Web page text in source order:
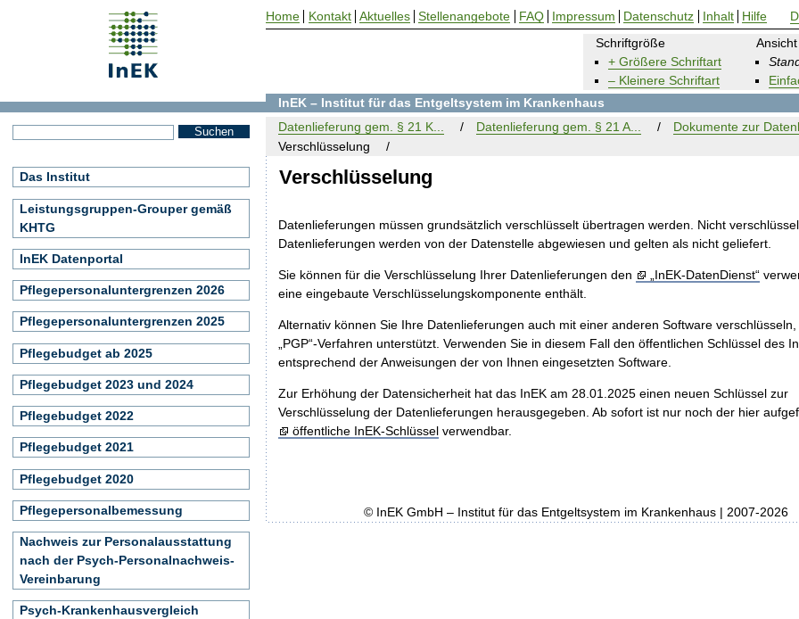
Verschlüsselung
Schriftgröße
+ Größere Schriftart
– Kleinere Schriftart
Ansicht
Datenlieferungen müssen grundsätzlich verschlüsselt übertragen werden. Nicht
Datenlieferungen werden von der Datenstelle abgewiesen und gelten als nicht geliefert.
Sie können für die Verschlüsselung Ihrer Datenlieferungen den „InEK-DatenDienst“
eine eingebaute Verschlüsselungskomponente enthält.
Alternativ können Sie Ihre Datenlieferungen auch mit einer anderen Software
„PGP“-Verfahren unterstützt. Verwenden Sie in diesem Fall den öffentlichen Schlüssel des
entsprechend der Anweisungen der von Ihnen eingesetzten Software.
Zur Erhöhung der Datensicherheit hat das InEK am 28.01.2025 einen neuen Schlüssel zur
Verschlüsselung der Datenlieferungen herausgegeben. Ab sofort ist nur noch der hier
öffentliche InEK-Schlüsselverwendbar.
InEK – Institut für das Entgeltsystem im Krankenhaus
Datenlieferung gem. § 21 K...
Datenlieferung gem. § 21 A...
Dokumente zur
Verschlüsselung
Das Institut
Leistungsgruppen-Grouper gemäß
KHTG
InEK Datenportal
Pflegepersonaluntergrenzen 2026
Pflegepersonaluntergrenzen 2025
Pflegebudget ab 2025
Pflegebudget 2023 und 2024
Pflegebudget 2022
Pflegebudget 2021
Pflegebudget 2020
Pflegepersonalbemessung
Nachweis zur Personalausstattung
nach der Psych-Personalnachweis-
Vereinbarung
Psych-Krankenhausvergleich
Home Kontakt Aktuelles Stellenangebote FAQ Impressum Datenschutz Inhalt Hilfe
© InEK GmbH – Institut für das Entgeltsystem im Krankenhaus | 2007-2026